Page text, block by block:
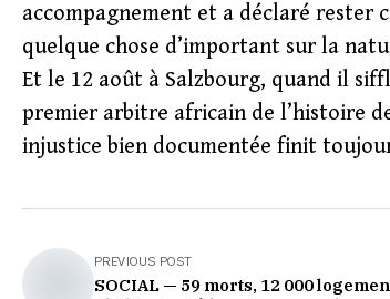
accompagnement et a déclaré rester
quelque chose d’important sur la
Et le 12 août à Salzbourg, quand il
premier arbitre africain de l’histoire
injustice bien documentée finit
PREVIOUS POST
SOCIAL — 59 morts, 12 000